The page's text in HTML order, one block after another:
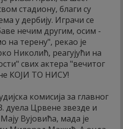
стадиону, благи су
у дербију. Играчи се
нечим другим, осим -
на терену", рекао је
Николић, реагујући на
свих актера "вечитог
КОЈИ ТО НИСУ!
комисија за главног
дуела Црвене звезде и
Вујовића, мада је